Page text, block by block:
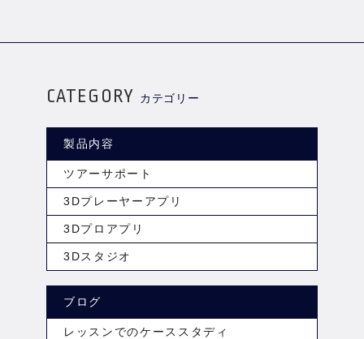
CATEGORY カテゴリー
製品内容
ツアーサポート
3Dプレーヤーアプリ
3Dプロアプリ
3Dスタジオ
ブログ
レッスンでのケーススタディ